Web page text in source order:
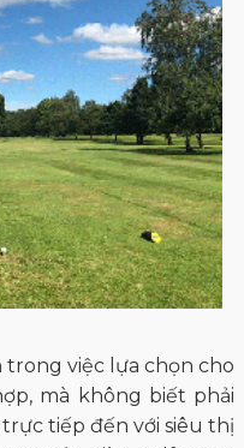
việc lựa chọn cho
mà không biết phải
tiếp đến với siêu thị
cấp giày golf cũng
thị trường Việt.
luôn luôn có những
các thương hiệu giày
lựa chọn.
một cách nhiệt tình,
mà bạn quan tâm.
lựa chọn của bản thân.